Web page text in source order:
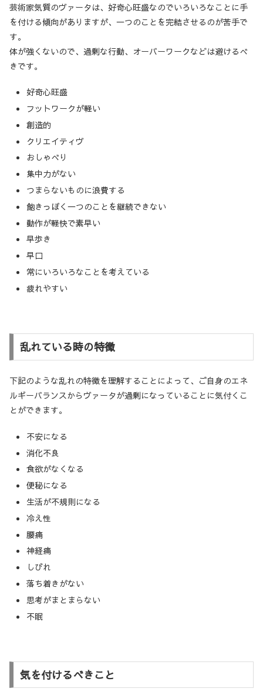
芸術家気質のヴァータは、好奇心旺盛なのでいろいろなことに手
を付ける傾向がありますが、一つのことを完結させるのが苦手で
す。
体が強くないので、過剰な行動、オーバーワークなどは避けるべ
きです。
好奇心旺盛
フットワークが軽い
創造的
クリエイティヴ
おしゃべり
集中力がない
つまらないものに浪費する
飽きっぽく一つのことを継続できない
動作が軽快で素早い
早歩き
早口
常にいろいろなことを考えている
疲れやすい
乱れている時の特徴
下記のような乱れの特徴を理解することによって、ご自身のエネ
ルギーバランスからヴァータが過剰になっていることに気付くこ
とができます。
不安になる
消化不良
食欲がなくなる
便秘になる
生活が不規則になる
冷え性
腰痛
神経痛
しびれ
落ち着きがない
思考がまとまらない
不眠
気を付けるべきこと